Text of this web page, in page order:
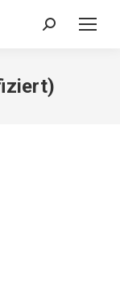
Search: